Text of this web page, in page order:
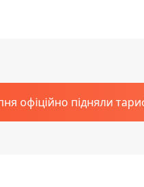
офіційно підняли